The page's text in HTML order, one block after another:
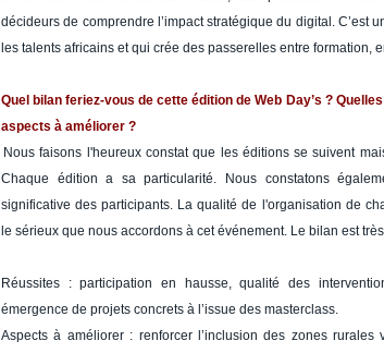
décideurs de comprendre l’impact stratégique du digital. C’est
les talents africains et qui crée des passerelles entre formation,
Quel bilan feriez-vous de cette édition de Web Day’s ?
aspects à améliorer ?
Nous faisons l'heureux constat que les éditions se suivent
Chaque édition a sa particularité. Nous constatons
significative des participants. La qualité de l'organisation de
le sérieux que nous accordons à cet événement. Le bilan est
Réussites : participation en hausse, qualité des
émergence de projets concrets à l’issue des masterclass.
Aspects à améliorer : renforcer l’inclusion des zones